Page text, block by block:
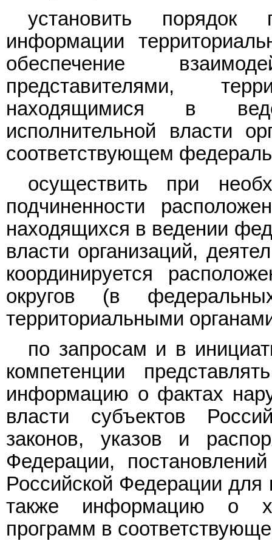
установить порядок
информации
обеспечение
представителями,
находящимися в
исполнительной власти
соответствующем
осуществить при
подчиненности
находящихся в ведении
власти организаций,
координируется
округов (в
территориальными
по запросам и в
компетенции
информацию о фактах
власти субъектов
законов, указов и
Федерации,
Российской Федерации
также информацию о
программ в